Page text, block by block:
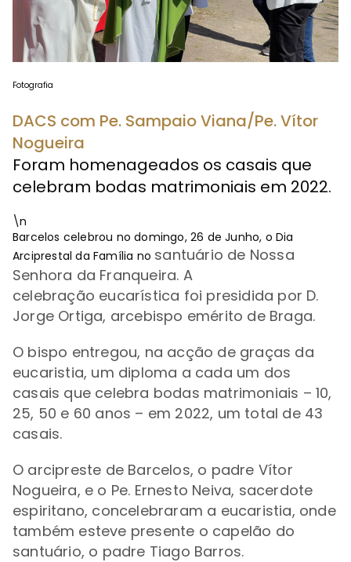
Fotografia
DACS com Pe. Sampaio Viana/Pe. Vítor
Nogueira
Foram homenageados os casais que
celebram bodas matrimoniais em 2022.
\n
Barcelos celebrou no domingo, 26 de Junho, o Dia
Arciprestal da Família no santuário de Nossa
Senhora da Franqueira. A
celebração eucarística foi presidida por D.
Jorge Ortiga, arcebispo emérito de Braga.
O bispo entregou, na acção de graças da
eucaristia, um diploma a cada um dos
casais que celebra bodas matrimoniais – 10,
25, 50 e 60 anos – em 2022, um total de 43
casais.
O arcipreste de Barcelos, o padre Vítor
Nogueira, e o Pe. Ernesto Neiva, sacerdote
espiritano, concelebraram a eucaristia, onde
também esteve presente o capelão do
santuário, o padre Tiago Barros.